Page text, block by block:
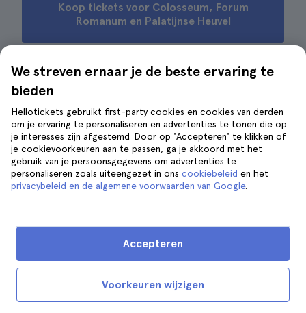
Koop tickets voor Colosseum, Forum
Romanum en Palatijnse Heuvel
Tips voor een bezoek aan het
Forum Romanum
We streven ernaar je de beste ervaring te
bieden
Hellotickets gebruikt first-party cookies en cookies van derden
om je ervaring te personaliseren en advertenties te tonen die op
je interesses zijn afgestemd. Door op 'Accepteren' te klikken of
je cookievoorkeuren aan te passen, ga je akkoord met het
gebruik van je persoonsgegevens om advertenties te
personaliseren zoals uiteengezet in ons cookiebeleid en het
privacybeleid en de algemene voorwaarden van Google.
Voorkeuren wijzigen
Accepteren